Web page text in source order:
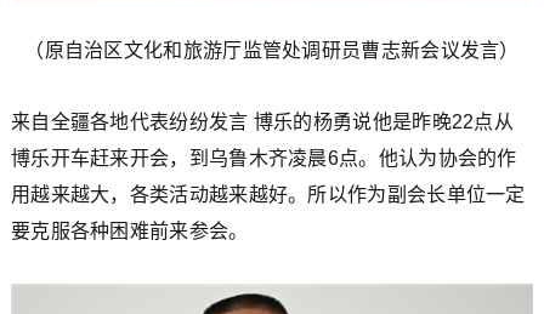
（原自治区文化和旅游厅监管处调研员曹志新会议发言）
来自全疆各地代表纷纷发言 博乐的杨勇说他是昨晚22点从
博乐开车赶来开会，到乌鲁木齐凌晨6点。他认为协会的作
用越来越大，各类活动越来越好。所以作为副会长单位一定
要克服各种困难前来参会。